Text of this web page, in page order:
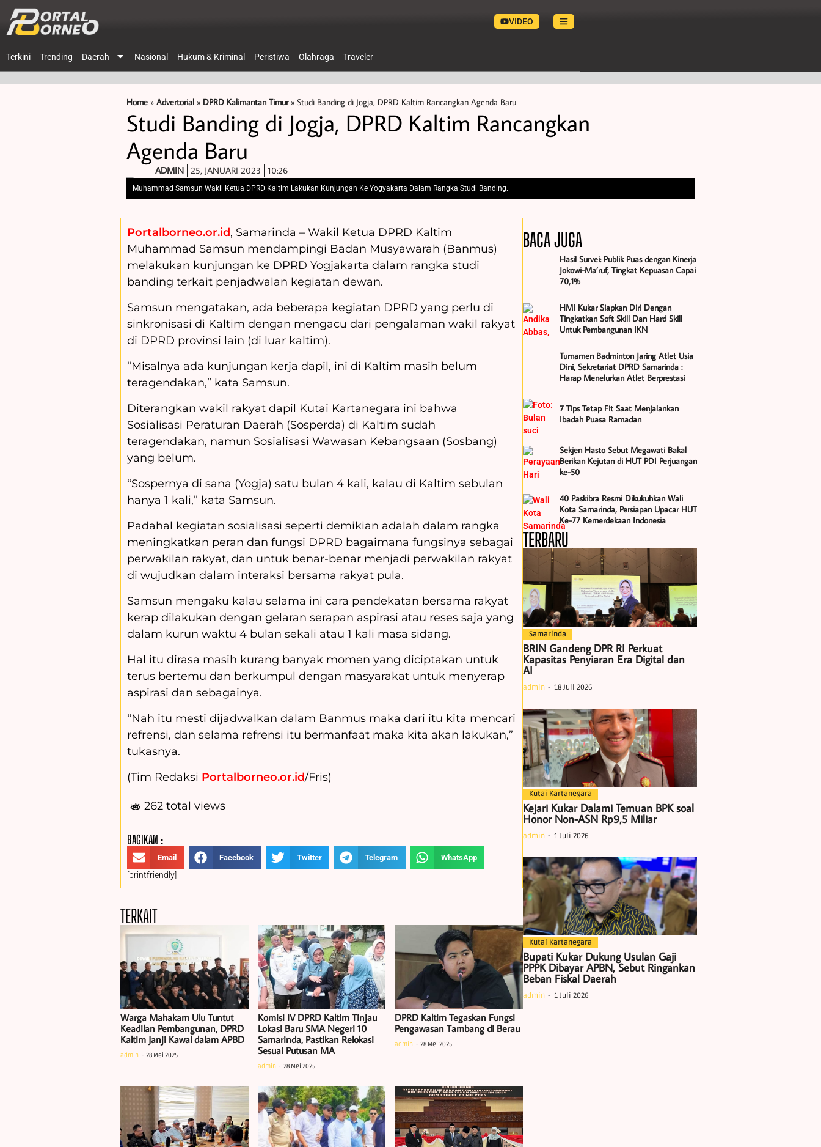
VIDEO
Terkini Trending Daerah Nasional Hukum & Kriminal Peristiwa Olahraga Traveler
Home » Advertorial » DPRD Kalimantan Timur» Studi Banding di Jogja, DPRD Kaltim Rancangkan Agenda Baru
Studi Banding di Jogja, DPRD Kaltim Rancangkan
Agenda Baru
ADMIN 25, JANUARI 2023 10:26
Muhammad Samsun Wakil Ketua DPRD Kaltim Lakukan Kunjungan Ke Yogyakarta Dalam Rangka Studi Banding.
Portalborneo.or.id, Samarinda – Wakil Ketua DPRD Kaltim
Muhammad Samsun mendampingi Badan Musyawarah (Banmus)
melakukan kunjungan ke DPRD Yogjakarta dalam rangka studi
banding terkait penjadwalan kegiatan dewan.
Samsun mengatakan, ada beberapa kegiatan DPRD yang perlu di
sinkronisasi di Kaltim dengan mengacu dari pengalaman wakil rakyat
di DPRD provinsi lain (di luar kaltim).
“Misalnya ada kunjungan kerja dapil, ini di Kaltim masih belum
teragendakan,” kata Samsun.
Diterangkan wakil rakyat dapil Kutai Kartanegara ini bahwa
Sosialisasi Peraturan Daerah (Sosperda) di Kaltim sudah
teragendakan, namun Sosialisasi Wawasan Kebangsaan (Sosbang)
yang belum.
“Sospernya di sana (Yogja) satu bulan 4 kali, kalau di Kaltim sebulan
hanya 1 kali,” kata Samsun.
Padahal kegiatan sosialisasi seperti demikian adalah dalam rangka
meningkatkan peran dan fungsi DPRD bagaimana fungsinya sebagai
perwakilan rakyat, dan untuk benar-benar menjadi perwakilan rakyat
di wujudkan dalam interaksi bersama rakyat pula.
Samsun mengaku kalau selama ini cara pendekatan bersama rakyat
kerap dilakukan dengan gelaran serapan aspirasi atau reses saja yang
dalam kurun waktu 4 bulan sekali atau 1 kali masa sidang.
Hal itu dirasa masih kurang banyak momen yang diciptakan untuk
terus bertemu dan berkumpul dengan masyarakat untuk menyerap
aspirasi dan sebagainya.
“Nah itu mesti dijadwalkan dalam Banmus maka dari itu kita mencari
refrensi, dan selama refrensi itu bermanfaat maka kita akan lakukan,”
tukasnya.
(Tim Redaksi Portalborneo.or.id/Fris)
262 total views
BAGIKAN :
Email Facebook Twitter Telegram WhatsApp
[printfriendly]
TERKAIT
Warga Mahakam Ulu Tuntut
Keadilan Pembangunan, DPRD
Kaltim Janji Kawal dalam APBD
admin 28 Mei 2025
Komisi IV DPRD Kaltim Tinjau
Lokasi Baru SMA Negeri 10
Samarinda, Pastikan Relokasi
Sesuai Putusan MA
admin 28 Mei 2025
DPRD Kaltim Tegaskan Fungsi
Pengawasan Tambang di Berau
admin 28 Mei 2025
BACA JUGA
Hasil Survei: Publik Puas dengan Kinerja
Jokowi-Ma’ruf, Tingkat Kepuasan Capai
70,1%
HMI Kukar Siapkan Diri Dengan
Tingkatkan Soft Skill Dan Hard Skill
Untuk Pembangunan IKN
Turnamen Badminton Jaring Atlet Usia
Dini, Sekretariat DPRD Samarinda :
Harap Menelurkan Atlet Berprestasi
7 Tips Tetap Fit Saat Menjalankan
Ibadah Puasa Ramadan
Sekjen Hasto Sebut Megawati Bakal
Berikan Kejutan di HUT PDI Perjuangan
ke-50
40 Paskibra Resmi Dikukuhkan Wali
Kota Samarinda, Persiapan Upacar HUT
Ke-77 Kemerdekaan Indonesia
TERBARU
Samarinda
BRIN Gandeng DPR RI Perkuat
Kapasitas Penyiaran Era Digital dan
AI
admin 18 Juli 2026
Kutai Kartanegara
Kejari Kukar Dalami Temuan BPK soal
Honor Non-ASN Rp9,5 Miliar
admin 1 Juli 2026
Kutai Kartanegara
Bupati Kukar Dukung Usulan Gaji
PPPK Dibayar APBN, Sebut Ringankan
Beban Fiskal Daerah
admin 1 Juli 2026